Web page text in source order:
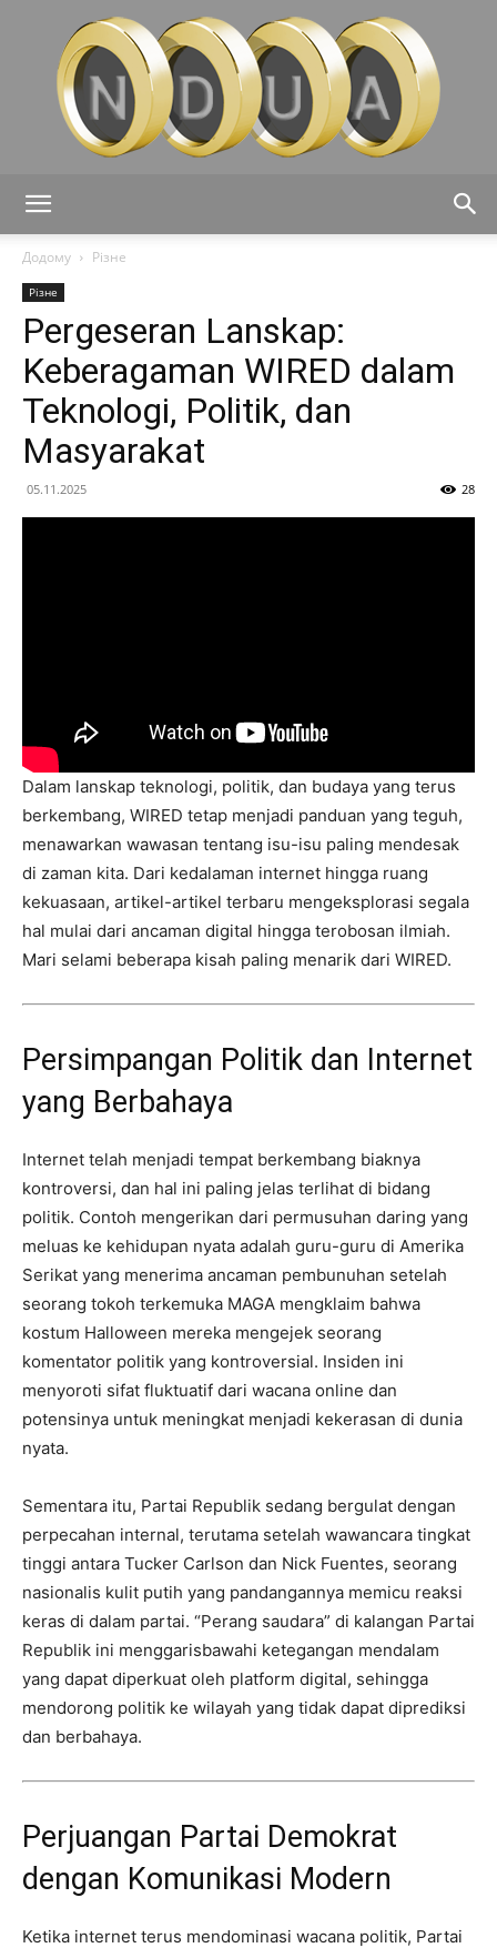
Додому
Різне
Різне
Pergeseran Lanskap:
Keberagaman WIRED dalam
Teknologi, Politik, dan
Masyarakat
05.11.2025 28
Dalam lanskap teknologi, politik, dan budaya yang terus
berkembang, WIRED tetap menjadi panduan yang teguh,
menawarkan wawasan tentang isu-isu paling mendesak
di zaman kita. Dari kedalaman internet hingga ruang
kekuasaan, artikel-artikel terbaru mengeksplorasi segala
hal mulai dari ancaman digital hingga terobosan ilmiah.
Mari selami beberapa kisah paling menarik dari WIRED.
Persimpangan Politik dan Internet
yang Berbahaya
Internet telah menjadi tempat berkembang biaknya
kontroversi, dan hal ini paling jelas terlihat di bidang
politik. Contoh mengerikan dari permusuhan daring yang
meluas ke kehidupan nyata adalah guru-guru di Amerika
Serikat yang menerima ancaman pembunuhan setelah
seorang tokoh terkemuka MAGA mengklaim bahwa
kostum Halloween mereka mengejek seorang
komentator politik yang kontroversial. Insiden ini
menyoroti sifat fluktuatif dari wacana online dan
potensinya untuk meningkat menjadi kekerasan di dunia
nyata.
Sementara itu, Partai Republik sedang bergulat dengan
perpecahan internal, terutama setelah wawancara tingkat
tinggi antara Tucker Carlson dan Nick Fuentes, seorang
nasionalis kulit putih yang pandangannya memicu reaksi
keras di dalam partai. “Perang saudara” di kalangan Partai
Republik ini menggarisbawahi ketegangan mendalam
yang dapat diperkuat oleh platform digital, sehingga
mendorong politik ke wilayah yang tidak dapat diprediksi
dan berbahaya.
Perjuangan Partai Demokrat
dengan Komunikasi Modern
Ketika internet terus mendominasi wacana politik, Partai